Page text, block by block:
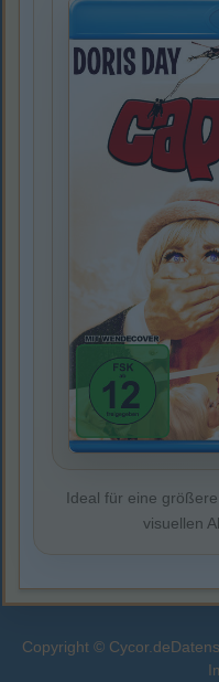
Ideal für eine
visuellen
Copyright © Cycor.de